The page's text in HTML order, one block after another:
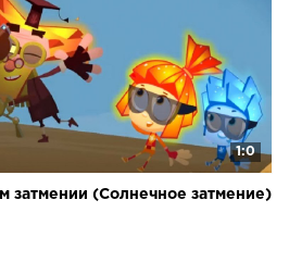
1:0
затмении (Солнечное затмение)